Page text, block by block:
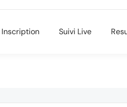
Inscription Suivi Live